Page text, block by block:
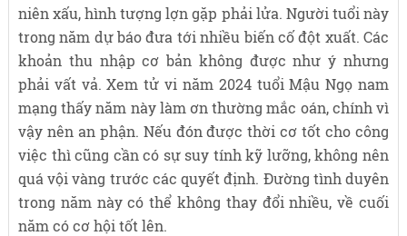
niên xấu, hình tượng lợn gặp phải lửa. Người tuổi này
trong năm dự báo đưa tới nhiều biến cố đột xuất. Các
khoản thu nhập cơ bản không được như ý nhưng
phải vất vả. Xem tử vi năm 2024 tuổi Mậu Ngọ nam
mạng thấy năm này làm ơn thường mắc oán, chính vì
vậy nên an phận. Nếu đón được thời cơ tốt cho công
việc thì cũng cần có sự suy tính kỹ lưỡng, không nên
quá vội vàng trước các quyết định. Đường tình duyên
trong năm này có thể không thay đổi nhiều, về cuối
năm có cơ hội tốt lên.